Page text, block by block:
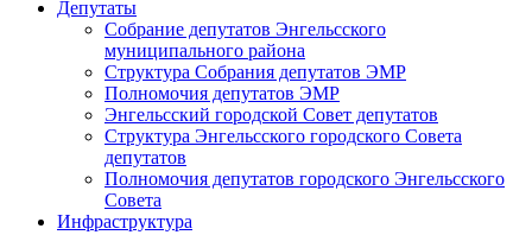
Депутаты
Собрание депутатов Энгельсского
муниципального района
Структура Собрания депутатов ЭМР
Полномочия депутатов ЭМР
Энгельсский городской Совет депутатов
Структура Энгельсского городского Совета
депутатов
Полномочия депутатов городского Энгельсского
Совета
Инфраструктура